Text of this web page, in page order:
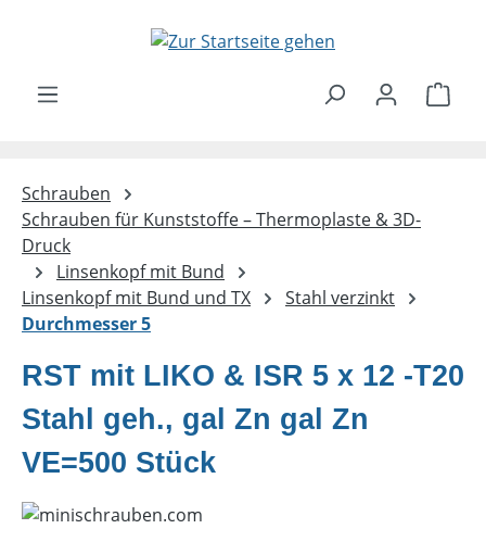
Zum Hauptinhalt springen
Schrauben
Schrauben für Kunststoffe – Thermoplaste & 3D-
Druck
Linsenkopf mit Bund
Linsenkopf mit Bund und TX
Stahl verzinkt
Durchmesser 5
RST mit LIKO & ISR 5 x 12 -T20
Stahl geh., gal Zn gal Zn
VE=500 Stück